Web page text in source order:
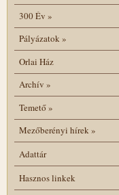
300 Év »
Pályázatok»
Orlai Ház
Archív »
Temető»
Mezőberényi hírek»
Adattár
Hasznos linkek